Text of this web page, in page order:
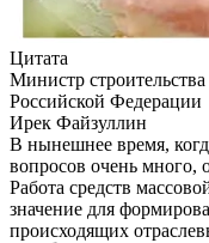
Цитата
Министр
Российской Федерации
Ирек Файзуллин
В нынешнее время,
вопросов очень много,
Работа средств
значение для
происходящих